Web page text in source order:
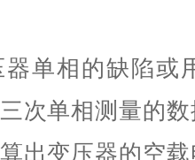
单相的缺陷或
次单相测量的
出变压器的空